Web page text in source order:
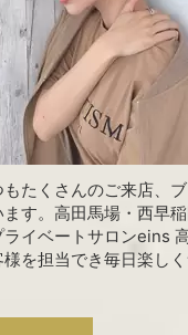
たくさんのご来店、
す。高田馬場・西早
ライベートサロンeins
様を担当でき毎日楽し